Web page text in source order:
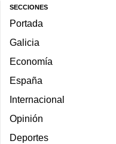
SECCIONES
Portada
Galicia
Economía
España
Internacional
Opinión
Deportes